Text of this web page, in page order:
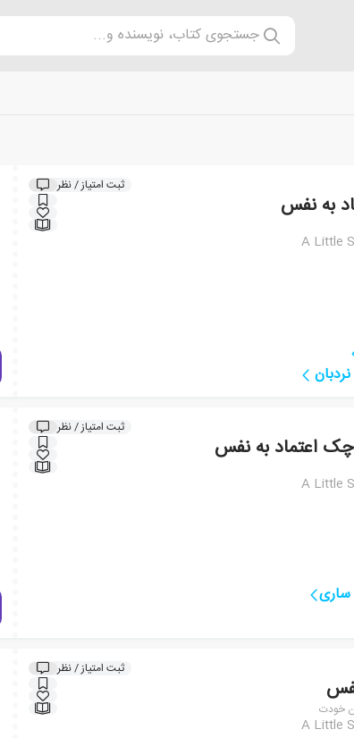
جستجوی کتاب، نویسنده و...
ثبت امتیاز / نظر
به نفس
A Little
ثبت امتیاز / نظر
اعتماد به نفس
A Little
ساری
ثبت امتیاز / نظر
خودت
A Little